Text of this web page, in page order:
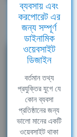
ব্যবসায় এবং
করপোরেট এর
জন্য সম্পূর্ণ
ডাইনামিক
ওয়েবসাইট
ডিজাইন
বর্তমান তথ্য
প্রযুক্তির যুগে যে
কোন ব্যবসা
প্রতিষ্ঠানের জন্য
ভালো মানের একটি
ওয়েবসাইট থাকা